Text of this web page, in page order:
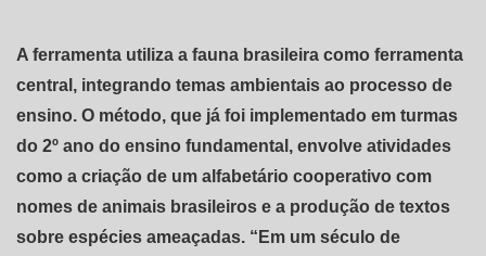
A ferramenta utiliza a fauna brasileira como ferramenta
central, integrando temas ambientais ao processo de
ensino. O método, que já foi implementado em turmas
do 2º ano do ensino fundamental, envolve atividades
como a criação de um alfabetário cooperativo com
nomes de animais brasileiros e a produção de textos
sobre espécies ameaçadas. “Em um século de